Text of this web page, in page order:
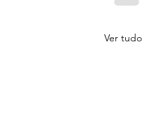
Ver tudo